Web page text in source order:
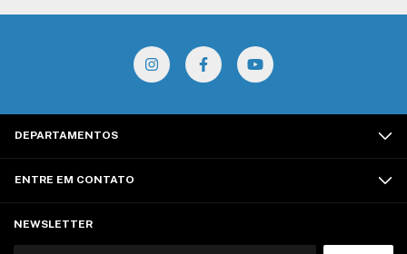
DEPARTAMENTOS
ENTRE EM CONTATO
NEWSLETTER